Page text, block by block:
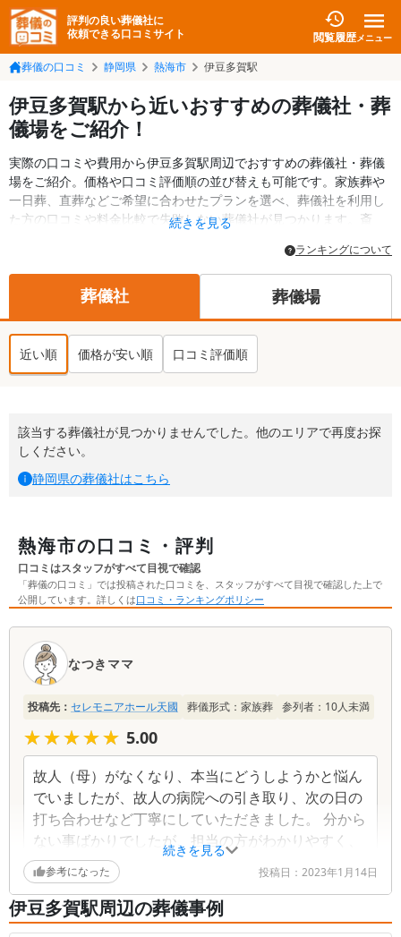
評判の良い葬儀社に
依頼できる口コミサイト
閲覧履歴メニュー
葬儀の口コミ 静岡県 熱海市 伊豆多賀駅
伊豆多賀駅から近いおすすめの葬儀社・葬
儀場をご紹介！
実際の口コミや費用から伊豆多賀駅周辺でおすすめの葬儀社・葬儀
場をご紹介。価格や口コミ評価順の並び替えも可能です。家族葬や
一日葬、直葬などご希望に合わせたプランを選べ、葬儀社を利用し
た方の口コミや料金比較で失敗しない葬儀社が見つかります。斎
の情報も掲載しています。24時間の相談受付で深夜・早朝でも対応
可能です。
続きを見る
ランキングについて
葬儀社 葬儀場
近い順 価格が安い順 口コミ評価順
該当する葬儀社が見つかりませんでした。他のエリアで再度お探
しください。
静岡県の葬儀社はこちら
熱海市の口コミ・評判
口コミはスタッフがすべて目視で確認
「葬儀の口コミ」では投稿された口コミを、スタッフがすべて目視で確認した上で
公開しています。詳しくは口コミ・ランキングポリシー
続きを見る
なつきママ
投稿先： セレモニアホール天國 葬儀形式： 家族葬 参列者： 10人未満
★★★★★
★★★★★ 5.00
故人（母）がなくなり、本当にどうしようかと悩ん
でいましたが、故人の病院への引き取り、次の日の
打ち合わせなど丁寧にしていただきました。 分から
ない事ばかりでしたが、担当の方がわかりやすく、
又家族にも負担にならないように説明していただき
ました。 家族葬でこじんまりとした葬儀を希望して
いたので、本当に理想的な葬儀になりました。 故人
の好きな色合いの花や遺影などとても素敵に飾って
参考になった 投稿日： 2023年1月14日
伊豆多賀駅周辺の葬儀事例